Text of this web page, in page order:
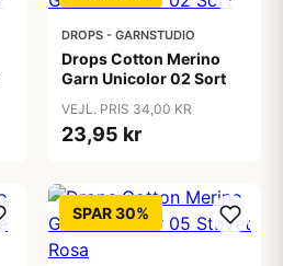
DROPS - GARNSTUDIO
Drops Cotton Merino
Garn Unicolor 02 Sort
VEJL. PRIS 34,00 KR
23,95 kr
SPAR 30%